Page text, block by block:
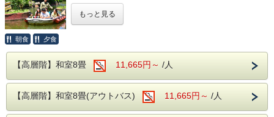
い。
大人からお子様で楽しめる、和洋中のバイキ
ングをレストランにてお楽しみいただけま
す。
ソフトドリンク・アルコールが飲み放題！
夕食時間は宿泊日の前日に確定致しますので
ます。
動物とのふれあいや、世界各地のサボテン・多肉植物を楽し
める「伊豆シャボテン公園」の入園チケットが付いた、お得
な1泊2食付き宿泊プランです。
もっと見る
朝食 夕食
【高層階】和室8畳 11,665円～ /人
【高層階】和室8畳(アウトバス) 11,665円～ /人